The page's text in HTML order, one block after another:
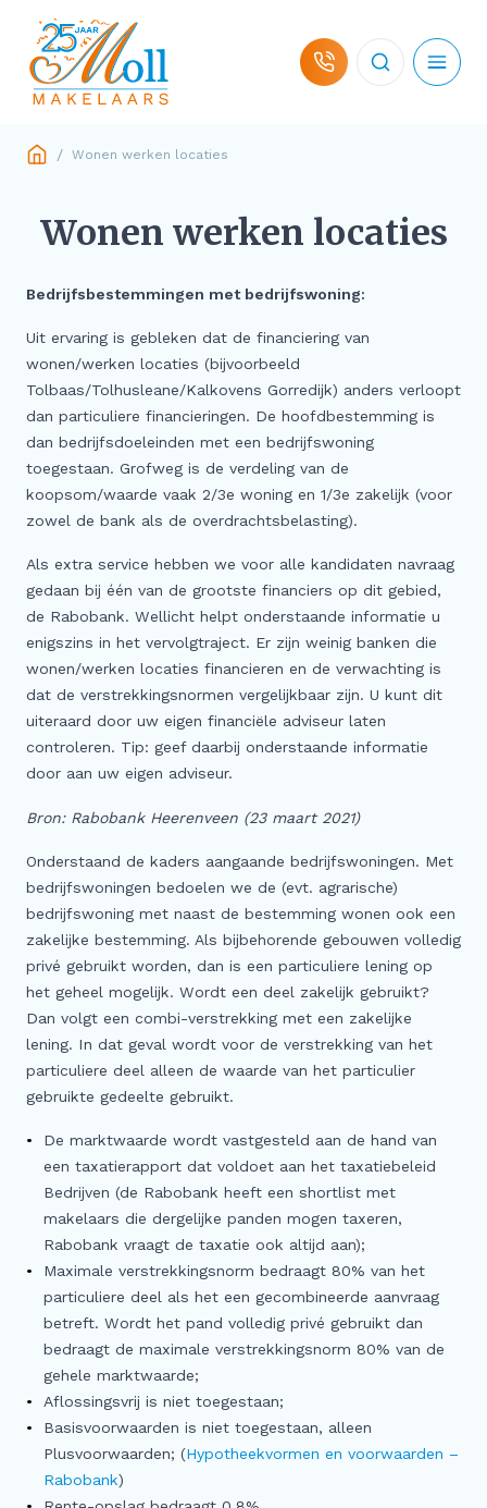
Hulp bij verkoop
Over ons
Contact
Meer
Woningwaarde (indicatie) in één minuut…
Zoeker aangeboden!
Koop zonder risico
Waardevast Garantie
Dubbele maandlasten
Gratis Zoekservice
/ Wonen werken locaties
Wonen werken locaties
Bedrijfsbestemmingen met bedrijfswoning:
Uit ervaring is gebleken dat de financiering van
wonen/werken locaties (bijvoorbeeld
Tolbaas/Tolhusleane/Kalkovens Gorredijk) anders verloopt
dan particuliere financieringen. De hoofdbestemming is
dan bedrijfsdoeleinden met een bedrijfswoning
toegestaan. Grofweg is de verdeling van de
koopsom/waarde vaak 2/3e woning en 1/3e zakelijk (voor
zowel de bank als de overdrachtsbelasting).
Als extra service hebben we voor alle kandidaten navraag
gedaan bij één van de grootste financiers op dit gebied,
de Rabobank. Wellicht helpt onderstaande informatie u
enigszins in het vervolgtraject. Er zijn weinig banken die
wonen/werken locaties financieren en de verwachting is
dat de verstrekkingsnormen vergelijkbaar zijn. U kunt dit
uiteraard door uw eigen financiële adviseur laten
controleren. Tip: geef daarbij onderstaande informatie
door aan uw eigen adviseur.
Bron: Rabobank Heerenveen (23 maart 2021)
Onderstaand de kaders aangaande bedrijfswoningen. Met
bedrijfswoningen bedoelen we de (evt. agrarische)
bedrijfswoning met naast de bestemming wonen ook een
zakelijke bestemming. Als bijbehorende gebouwen volledig
privé gebruikt worden, dan is een particuliere lening op
het geheel mogelijk. Wordt een deel zakelijk gebruikt?
Dan volgt een combi-verstrekking met een zakelijke
lening. In dat geval wordt voor de verstrekking van het
particuliere deel alleen de waarde van het particulier
gebruikte gedeelte gebruikt.
De marktwaarde wordt vastgesteld aan de hand van
een taxatierapport dat voldoet aan het taxatiebeleid
Bedrijven (de Rabobank heeft een shortlist met
makelaars die dergelijke panden mogen taxeren,
Rabobank vraagt de taxatie ook altijd aan);
Maximale verstrekkingsnorm bedraagt 80% van het
particuliere deel als het een gecombineerde aanvraag
betreft. Wordt het pand volledig privé gebruikt dan
bedraagt de maximale verstrekkingsnorm 80% van de
gehele marktwaarde;
Aflossingsvrij is niet toegestaan;
Basisvoorwaarden is niet toegestaan, alleen
Plusvoorwaarden; (Hypotheekvormen en voorwaarden –
Rabobank)